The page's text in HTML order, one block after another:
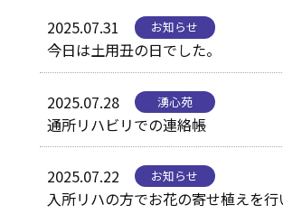
2025.07.31 お知らせ
今日は土用丑の日でした。
2025.07.28 湧心苑
通所リハビリでの連絡帳
2025.07.22 お知らせ
入所リハの方でお花の寄せ植えを行